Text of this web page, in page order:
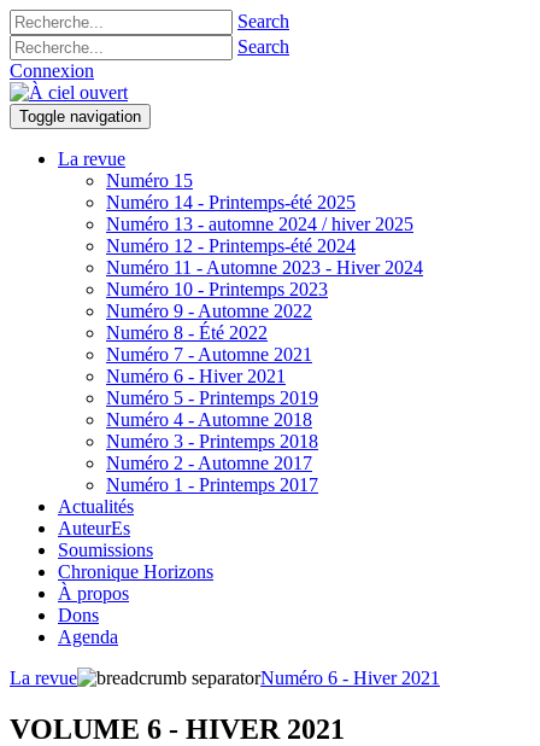
Search
Search
Connexion
Toggle navigation
La revue
Numéro 15
Numéro 14 - Printemps-été 2025
Numéro 13 - automne 2024 / hiver 2025
Numéro 12 - Printemps-été 2024
Numéro 11 - Automne 2023 - Hiver 2024
Numéro 10 - Printemps 2023
Numéro 9 - Automne 2022
Numéro 8 - Été 2022
Numéro 7 - Automne 2021
Numéro 6 - Hiver 2021
Numéro 5 - Printemps 2019
Numéro 4 - Automne 2018
Numéro 3 - Printemps 2018
Numéro 2 - Automne 2017
Numéro 1 - Printemps 2017
Actualités
AuteurEs
Soumissions
Chronique Horizons
À propos
Dons
Agenda
La revue
Numéro 6 - Hiver 2021
VOLUME 6 - HIVER 2021